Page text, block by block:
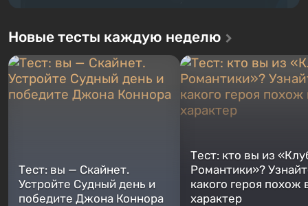
Новые тесты каждую неделю
Тест: вы — Скайнет.
Устройте Судный день и
победите Джона Коннора
Тест: кто вы из
Романтики»?
какого героя похож
характер